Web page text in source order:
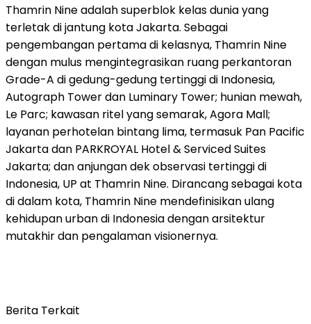
Thamrin Nine adalah superblok kelas dunia yang
terletak di jantung kotaJakarta. Sebagai
pengembangan pertama di kelasnya, Thamrin Nine
dengan mulus mengintegrasikan ruang perkantoran
Grade-A di gedung-gedung tertinggi di Indonesia,
Autograph Tower dan Luminary Tower; hunian mewah,
Le Parc; kawasan ritel yang semarak, Agora Mall;
layanan perhotelan bintang lima, termasuk Pan Pacific
Jakarta dan PARKROYAL Hotel & Serviced Suites
Jakarta; dan anjungan dek observasi tertinggi di
Indonesia, UP at Thamrin Nine. Dirancang sebagai kota
di dalam kota, Thamrin Nine mendefinisikan ulang
kehidupan urban di Indonesiadengan arsitektur
mutakhir dan pengalaman visionernya.
Berita Terkait